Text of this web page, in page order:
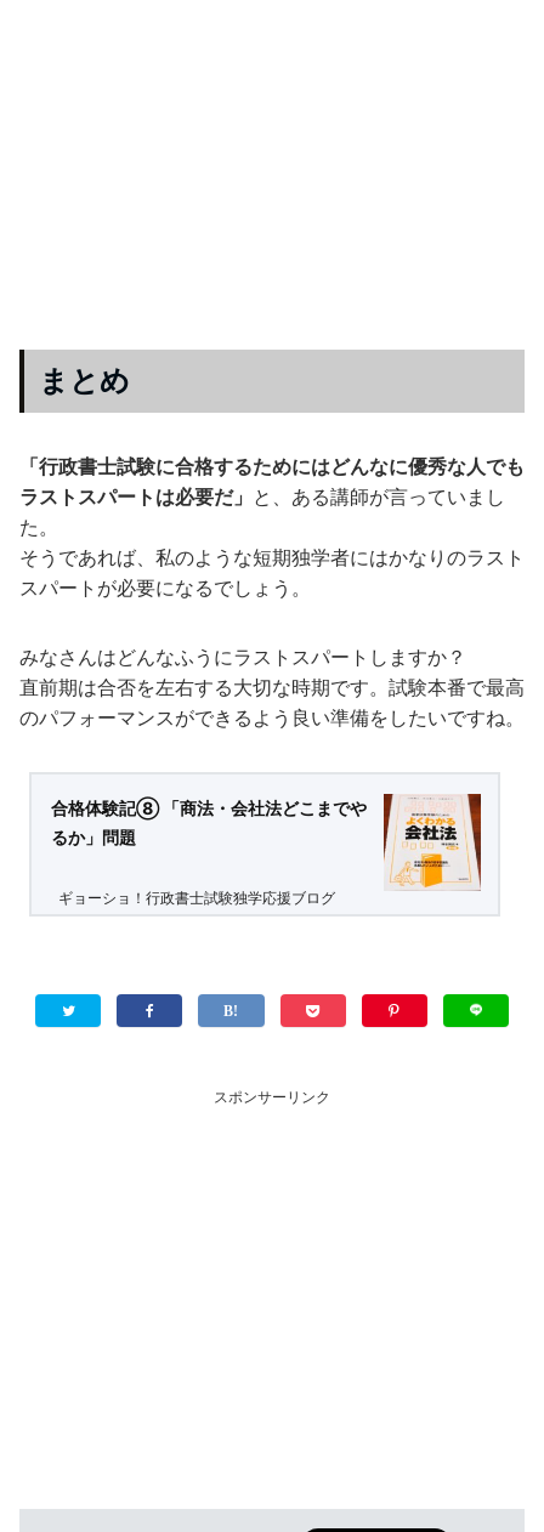
まとめ
「行政書士試験に合格するためにはどんなに優秀な人でも
ラストスパートは必要だ」 と、ある講師が言っていまし
た。
そうであれば、私のような短期独学者にはかなりのラスト
スパートが必要になるでしょう。
みなさんはどんなふうにラストスパートしますか？
直前期は合否を左右する大切な時期です。試験本番で最高
のパフォーマンスができるよう良い準備をしたいですね。
合格体験記⑧ 「商法・会社法どこまでや
るか」問題
ギョーショ！行政書士試験独学応援ブログ
スポンサーリンク